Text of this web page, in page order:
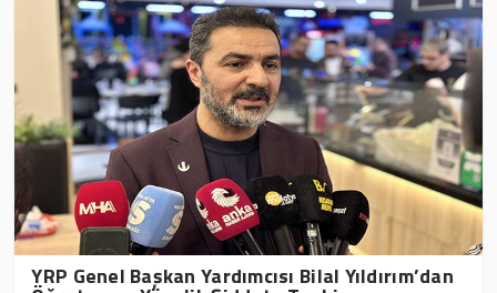
YRP Genel Başkan Yardımcısı Bilal Yıldırım’dan